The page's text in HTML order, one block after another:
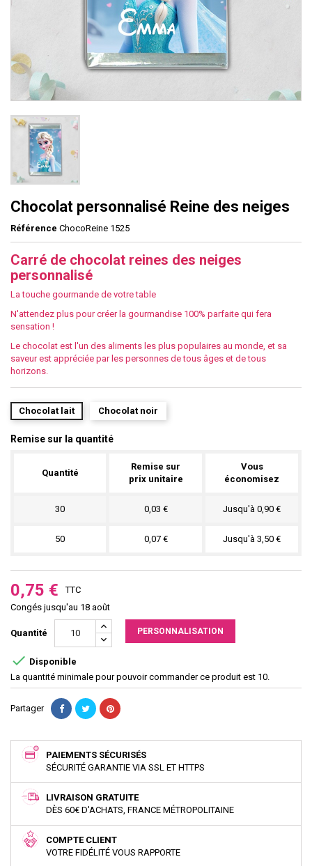
Chocolat personnalisé Reine des neiges
Référence ChocoReine 1525
Carré de chocolat reines des neiges
personnalisé
La touche gourmande de votre table
N'attendez plus pour créer la gourmandise 100% parfaite qui fera
sensation !
Le chocolat est l'un des aliments les plus populaires au monde, et sa
saveur est appréciée par les personnes de tous âges et de tous
horizons.
Chocolat lait Chocolat noir
Remise sur la quantité
Quantité
Remise sur
prix unitaire
Vous
économisez
30 0,03 € Jusqu'à 0,90 €
50 0,07 € Jusqu'à 3,50 €
0,75 €
TTC
Congés jusqu'au 18 août
Quantité PERSONNALISATION
 Disponible
La quantité minimale pour pouvoir commander ce produit est 10.
Partager
PAIEMENTS SÉCURISÉS
SÉCURITÉ GARANTIE VIA SSL ET HTTPS
LIVRAISON GRATUITE
DÈS 60€ D'ACHATS, FRANCE MÉTROPOLITAINE
COMPTE CLIENT
VOTRE FIDÉLITÉ VOUS RAPPORTE